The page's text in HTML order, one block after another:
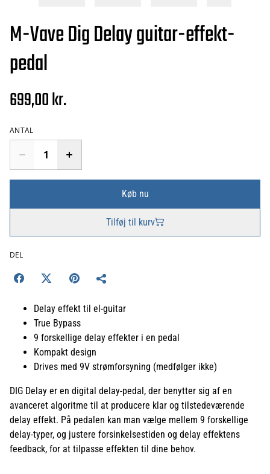
M-Vave Dig Delay guitar-effekt-
pedal
699,00 kr.
ANTAL
Køb nu
Tilføj til kurv
DEL
Delay effekt til el-guitar
True Bypass
9 forskellige delay effekter i en pedal
Kompakt design
Drives med 9V strømforsyning (medfølger ikke)
DIG Delay er en digital delay-pedal, der benytter sig af en
avanceret algoritme til at producere klar og tilstedeværende
delay effekt. På pedalen kan man vælge mellem 9 forskellige
delay-typer, og justere forsinkelsestiden og delay effektens
feedback, for at tilpasse effekten til dine behov.